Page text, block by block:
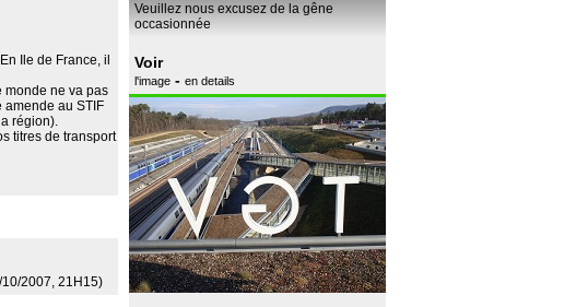
Ile de France, il
monde ne va pas
amende au STIF
région).
titres de transport
2007, 21H15)
Veuillez nous excusez de la gêne
occasionnée
Voir
l'image- en details